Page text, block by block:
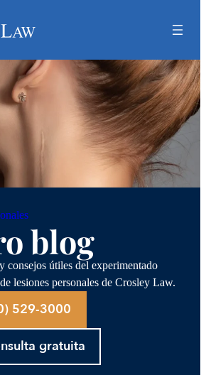
blog
consejos útiles del experimentado
lesiones personales de Crosley Law.
529-3000
gratuita